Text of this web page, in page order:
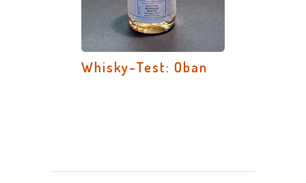
Whisky-Test: Oban